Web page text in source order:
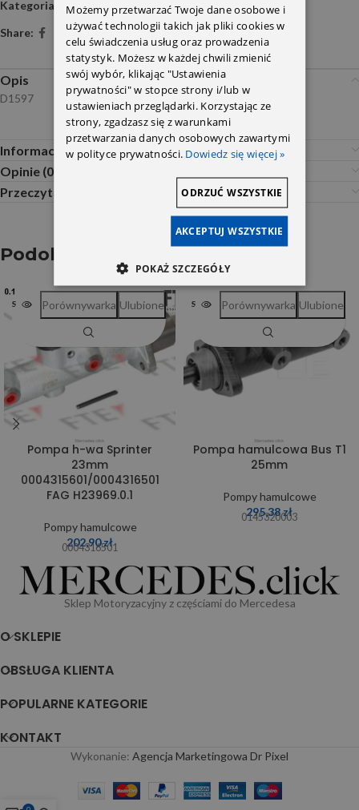
Kategoria:
Pompy hamulcowe
Share:
Opis
D1597
Informacje dodatkowe
Opinie (0)
Przeczytaj Przed Zakupem
Podobne produkty
SOLD OUT
Pompa h-wa Sprinter
23mm
0004315601/0004316501
FAG H23969.0.1
Pompy hamulcowe
202,90zł
0004316501
Porównywarka Ulubione SOLD OUT
Pompa hamulcowa Bus T1
25mm
Pompy hamulcowe
295,38zł
0145320003
Porównywarka Ulubione
Sklep Motoryzacyjny z częściami do Mercedesa
O SKLEPIE
OBSŁUGA KLIENTA
POPULARNE KATEGORIE
KONTAKT
Wykonanie: Agencja Marketingowa Dr Pixel
Możemy przetwarzać Twoje dane osobowe i
używać technologii takich jak pliki cookies w
celu świadczenia usług oraz prowadzenia
statystyk. Możesz w każdej chwili zmienić
swój wybór, klikając "Ustawienia
prywatności" w stopce strony i/lub w
ustawieniach przeglądarki. Korzystając ze
strony, zgadzasz się z warunkami
przetwarzania danych osobowych zawartymi
w polityce prywatności. Dowiedz się więcej »
AKCEPTUJ WSZYSTKIE
ODRZUĆ WSZYSTKIE
POKAŻ SZCZEGÓŁY